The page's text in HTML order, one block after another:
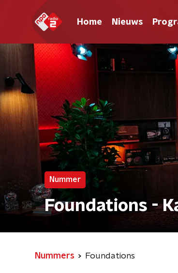
Home Nieuws
Nummer
Foundations -
Nummers Foundations